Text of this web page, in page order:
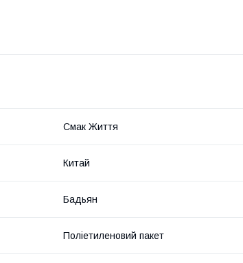
Смак Життя
Китай
Бадьян
Поліетиленовий пакет